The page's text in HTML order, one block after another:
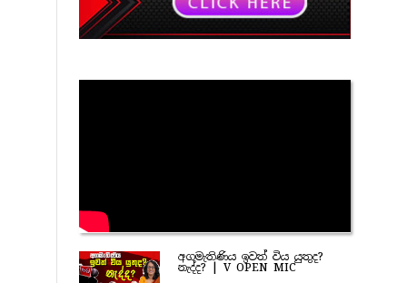
අගමැතිණිය ඉවත් විය යුතුද?
නැද්ද? | V OPEN MIC